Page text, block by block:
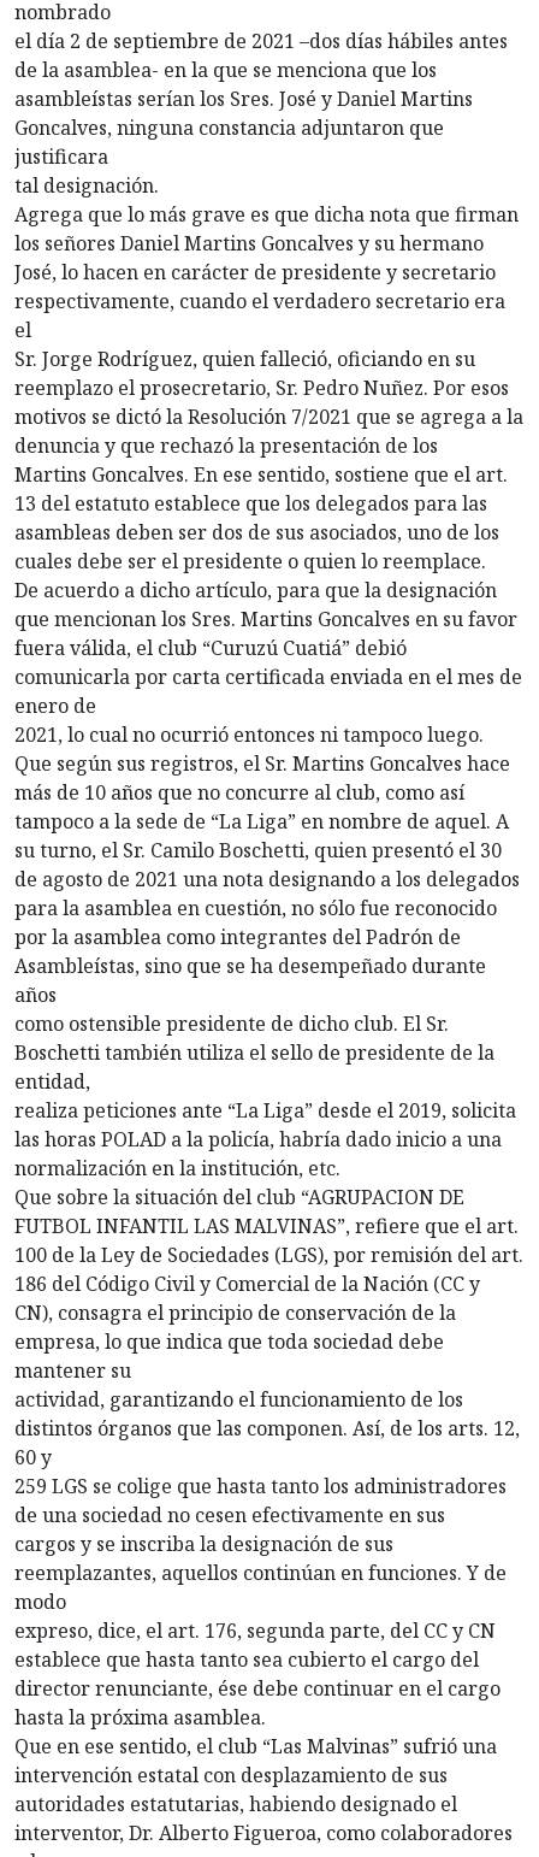
nombrado
el día 2 de septiembre de 2021 –dos días hábiles antes
de la asamblea- en la que se menciona que los
asambleístas serían los Sres. José y Daniel Martins
Goncalves, ninguna constancia adjuntaron que
justificara
tal designación.
Agrega que lo más grave es que dicha nota que firman
los señores Daniel Martins Goncalves y su hermano
José, lo hacen en carácter de presidente y secretario
respectivamente, cuando el verdadero secretario era
el
Sr. Jorge Rodríguez, quien falleció, oficiando en su
reemplazo el prosecretario, Sr. Pedro Nuñez. Por esos
motivos se dictó la Resolución 7/2021 que se agrega a la
denuncia y que rechazó la presentación de los
Martins Goncalves. En ese sentido, sostiene que el art.
13 del estatuto establece que los delegados para las
asambleas deben ser dos de sus asociados, uno de los
cuales debe ser el presidente o quien lo reemplace.
De acuerdo a dicho artículo, para que la designación
que mencionan los Sres. Martins Goncalves en su favor
fuera válida, el club “Curuzú Cuatiá” debió
comunicarla por carta certificada enviada en el mes de
enero de
2021, lo cual no ocurrió entonces ni tampoco luego.
Que según sus registros, el Sr. Martins Goncalves hace
más de 10 años que no concurre al club, como así
tampoco a la sede de “La Liga” en nombre de aquel. A
su turno, el Sr. Camilo Boschetti, quien presentó el 30
de agosto de 2021 una nota designando a los delegados
para la asamblea en cuestión, no sólo fue reconocido
por la asamblea como integrantes del Padrón de
Asambleístas, sino que se ha desempeñado durante
años
como ostensible presidente de dicho club. El Sr.
Boschetti también utiliza el sello de presidente de la
entidad,
realiza peticiones ante “La Liga” desde el 2019, solicita
las horas POLAD a la policía, habría dado inicio a una
normalización en la institución, etc.
Que sobre la situación del club “AGRUPACION DE
FUTBOL INFANTIL LAS MALVINAS”, refiere que el art.
100 de la Ley de Sociedades (LGS), por remisión del art.
186 del Código Civil y Comercial de la Nación (CC y
CN), consagra el principio de conservación de la
empresa, lo que indica que toda sociedad debe
mantener su
actividad, garantizando el funcionamiento de los
distintos órganos que las componen. Así, de los arts. 12,
60 y
259 LGS se colige que hasta tanto los administradores
de una sociedad no cesen efectivamente en sus
cargos y se inscriba la designación de sus
reemplazantes, aquellos continúan en funciones. Y de
modo
expreso, dice, el art. 176, segunda parte, del CC y CN
establece que hasta tanto sea cubierto el cargo del
director renunciante, ése debe continuar en el cargo
hasta la próxima asamblea.
Que en ese sentido, el club “Las Malvinas” sufrió una
intervención estatal con desplazamiento de sus
autoridades estatutarias, habiendo designado el
interventor, Dr. Alberto Figueroa, como colaboradores